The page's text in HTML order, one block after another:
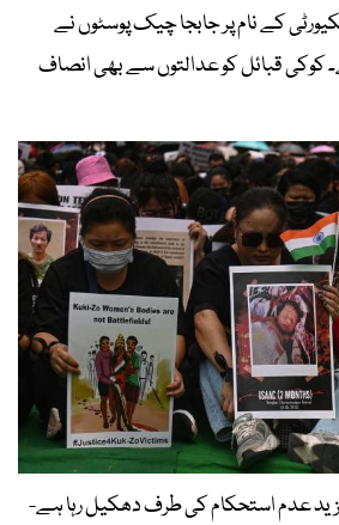
کے نام پر جابجا چیک پوسٹوں نے
کوکی قبائل کو عدالتوں سے بھی انصاف
عدم استحکام کی طرف دھکیل رہا ہے-